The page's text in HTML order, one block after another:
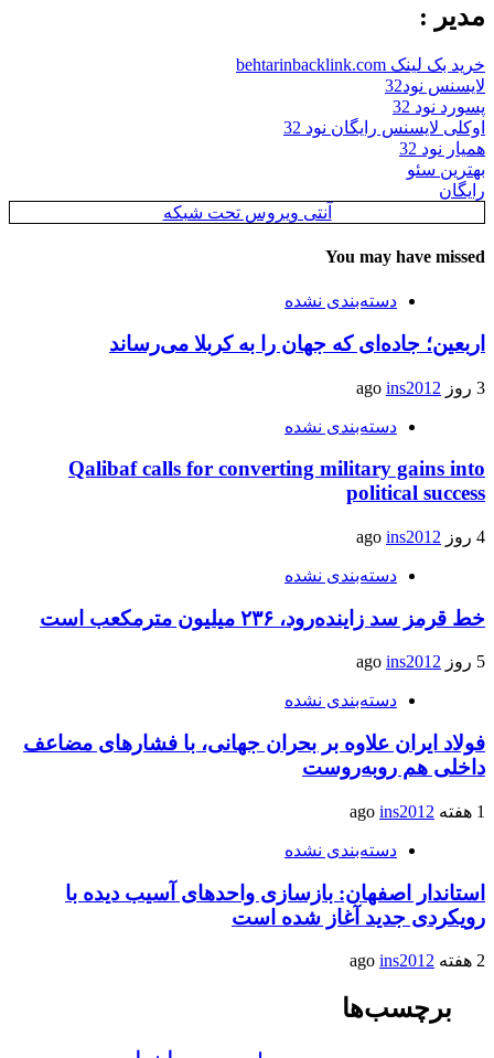
مدیر :
خرید بک لینک behtarinbacklink.com
لایسنس نود32
پسورد نود 32
اوکلی لایسنس رایگان نود 32
همیار نود 32
بهترین سئو
رایگان
آنتی ویروس تحت شبکه
You may have missed
دسته‌بندی نشده
اربعین؛ جاده‌ای که جهان را به کربلا می‌رساند
3 روز ago ins2012
دسته‌بندی نشده
Qalibaf calls for converting military gains into
political success
4 روز ago ins2012
دسته‌بندی نشده
خط قرمز سد زاینده‌رود، ۲۳۶ میلیون مترمکعب است
5 روز ago ins2012
دسته‌بندی نشده
فولاد ایران علاوه بر بحران جهانی، با فشارهای مضاعف
داخلی هم روبه‌روست
1 هفته ago ins2012
دسته‌بندی نشده
استاندار اصفهان: بازسازی واحدهای آسیب دیده با
رویکردی جدید آغاز شده است
2 هفته ago ins2012
برچسب‌ها